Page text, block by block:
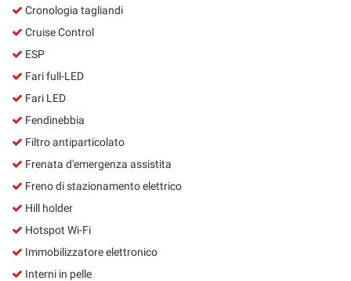
Cronologia tagliandi
Cruise Control
ESP
Fari full-LED
Fari LED
Fendinebbia
Filtro antiparticolato
Frenata d'emergenza assistita
Freno di stazionamento elettrico
Hill holder
Hotspot Wi-Fi
Immobilizzatore elettronico
Interni in pelle